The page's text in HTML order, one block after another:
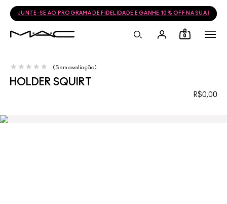
JUNTE-SE AO PROGRAMA DE FIDELIDADE E GANHE 10% OFF NA SUA
0
HOLDER SQUIRT
R$0,00
Sem avaliação